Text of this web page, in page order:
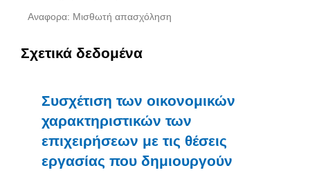
Αναφορα: Μισθωτή απασχόληση
Σχετικά δεδομένα
Συσχέτιση των οικονομικών
χαρακτηριστικών των
επιχειρήσεων με τις θέσεις
εργασίας που δημιουργούν